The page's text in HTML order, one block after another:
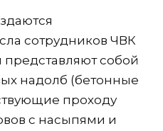
сотрудников ЧВК
представляют собой
надолб (бетонные
проходу
с насыпями и